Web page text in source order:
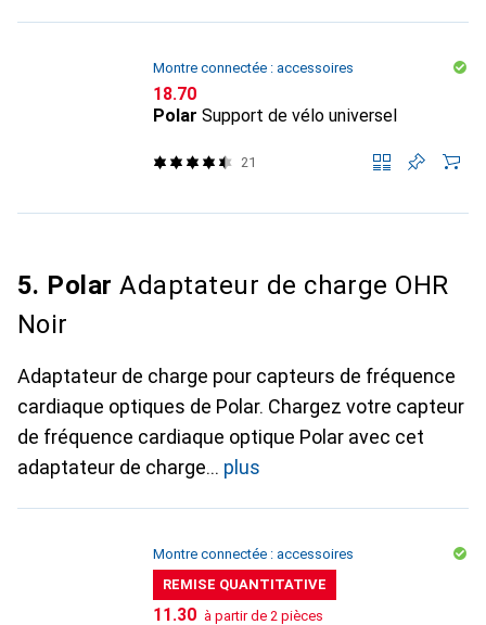
Montre connectée : accessoires
CHF
18.70
Polar Support de vélo universel
21
5. Polar Adaptateur de charge OHR
Noir
Adaptateur de charge pour capteurs de fréquence
cardiaque optiques de Polar. Chargez votre capteur
de fréquence cardiaque optique Polar avec cet
adaptateur de charge
plus
Montre connectée : accessoires
REMISE QUANTITATIVE
CHF
11.30 à partir de 2 pièces